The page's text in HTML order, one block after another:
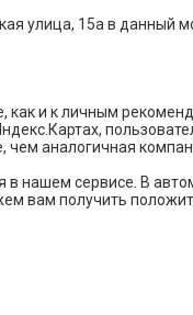
улица, 15а в данный
как и к личным
аналогичная
в нашем сервисе. В
вам получить